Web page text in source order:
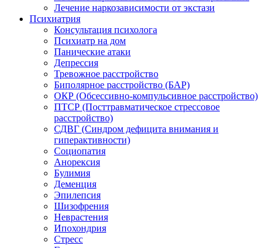
Лечение наркозависимости от экстази
Психиатрия
Консультация психолога
Психиатр на дом
Панические атаки
Депрессия
Тревожное расстройство
Биполярное расстройство (БАР)
ОКР (Обсессивно-компульсивное расстройство)
ПТСР (Посттравматическое стрессовое
расстройство)
СДВГ (Синдром дефицита внимания и
гиперактивности)
Социопатия
Анорексия
Булимия
Деменция
Эпилепсия
Шизофрения
Неврастения
Ипохондрия
Стресс